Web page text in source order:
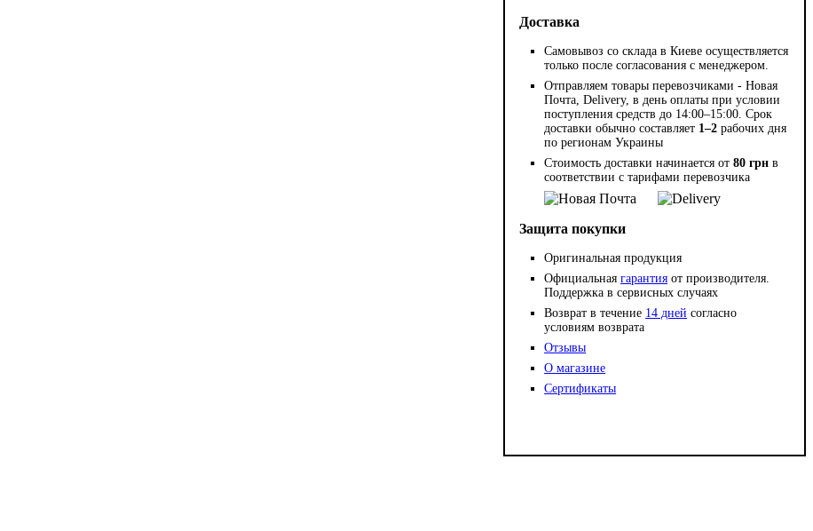
Доставка
Самовывоз со склада в Киеве осуществляется
только после согласования с менеджером.
Отправляем товары перевозчиками - Новая
Почта, Delivery, в день оплаты при условии
поступления средств до 14:00–15:00. Срок
доставки обычно составляет 1–2 рабочих дня
по регионам Украины
Стоимость доставки начинается от80 грн в
соответствии с тарифами перевозчика
Защита покупки
Оригинальная продукция
Официальнаягарантия от производителя.
Поддержка в сервисных случаях
Возврат в течение 14 дней согласно
условиям возврата
Отзывы
О магазине
Сертификаты